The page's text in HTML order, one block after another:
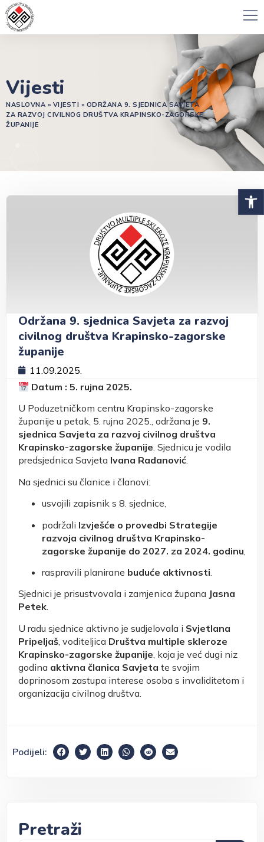
Vijesti
NASLOVNA » VIJESTI » ODRŽANA 9. SJEDNICA SAVJETA
ZA RAZVOJ CIVILNOG DRUŠTVA KRAPINSKO-ZAGORSKE
ŽUPANIJE
Održana 9. sjednica Savjeta za razvoj
civilnog društva Krapinsko-zagorske
županije
11.09.2025.
Datum : 5. rujna 2025.
U Poduzetničkom centru Krapinsko-zagorske
županije u petak, 5. rujna 2025., održana je 9.
sjednica Savjeta za razvoj civilnog društva
Krapinsko-zagorske županije. Sjednicu je vodila
predsjednica Savjeta Ivana Radanović.
Na sjednici su članice i članovi:
usvojili zapisnik s 8. sjednice,
podržali Izvješće o provedbi Strategije
razvoja civilnog društva Krapinsko-
zagorske županije do 2027. za 2024. godinu
raspravili planirane buduće aktivnosti
Sjednici je prisustvovala i zamjenica župana Jasna
Petek.
U radu sjednice aktivno je sudjelovala i Svjetlana
Pripeljaš , voditeljica Društva multiple skleroze
Krapinsko-zagorske županije , koja je već dugi niz
godina aktivna članica Savjeta te svojim
doprinosom zastupa interese osoba s invaliditetom i
organizacija civilnog društva.
Podijeli:
Pretraži